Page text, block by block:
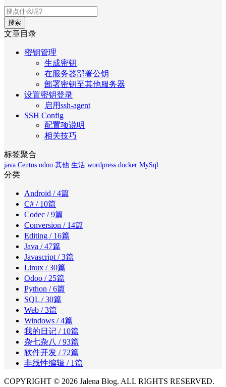
搜索
文章目录
密钥管理
生成密钥
在服务器部署公钥
部署密钥至其他服务器
设置密钥登录
启用ssh-agent
SSH Config
配置项说明
相关技巧
标签聚合
java Centos odoo 其他 生活 wordpress docker MySql
分类
Android / 4篇
C# / 10篇
Codec / 9篇
Conversion / 14篇
Editing / 16篇
Java / 47篇
Javascript / 3篇
Linux / 30篇
Odoo / 25篇
Python / 6篇
SQL / 30篇
Web / 3篇
Windows / 4篇
我的日记 / 10篇
杂七杂八 / 93篇
软件开发 / 72篇
非线性编辑 / 1篇
COPYRIGHT © 2026 Jalena Blog. ALL RIGHTS RESERVED.